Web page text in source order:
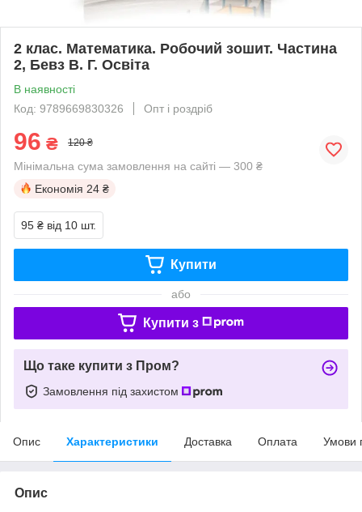
2 клас. Математика. Робочий зошит. Частина
2, Бевз В. Г. Освіта
В наявності
Код: 9789669830326
Опт і роздріб
96 ₴ 120 ₴
Мінімальна сума замовлення на сайті — 300 ₴
Економія 24 ₴
95 ₴ від 10 шт.
Купити
або
Купити з
Що таке купити з Пром?
Замовлення під захистом
Опис Характеристики Доставка Оплата Умови
Опис